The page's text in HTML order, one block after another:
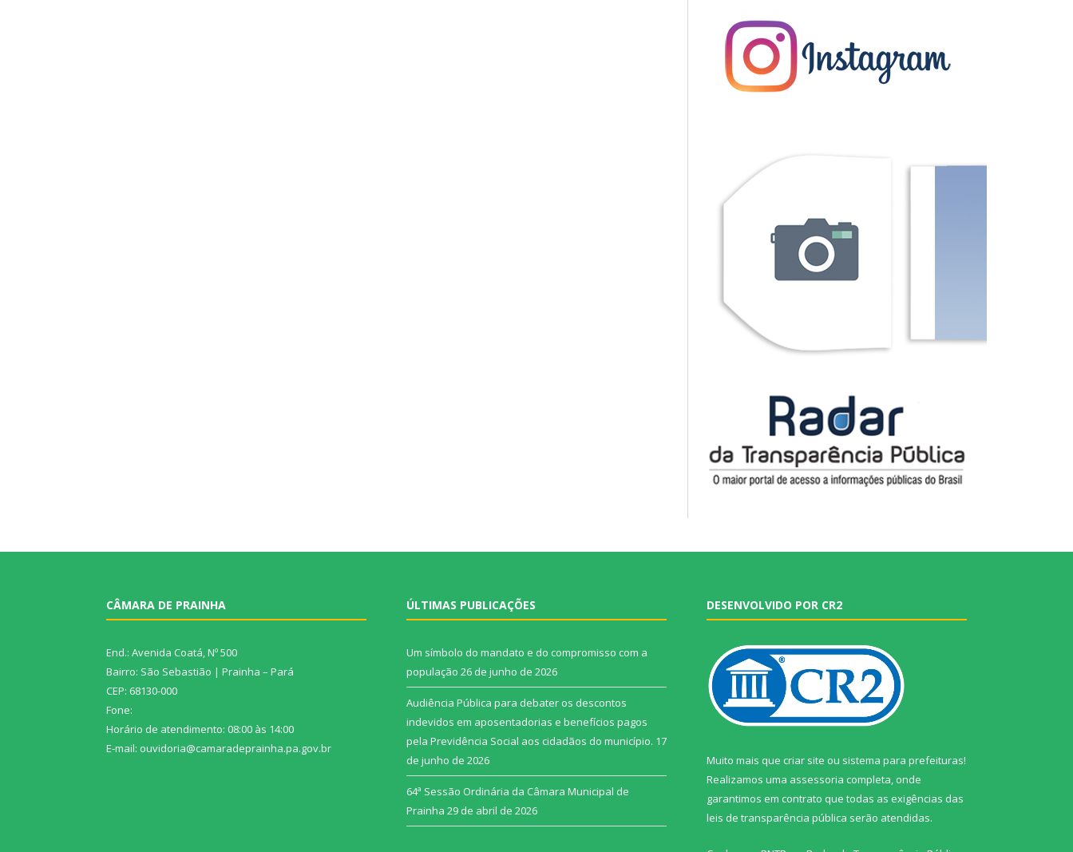
CÂMARA DE PRAINHA
End.: Avenida Coatá, Nº 500
Bairro: São Sebastião | Prainha – Pará
CEP: 68130-000
Fone:
Horário de atendimento: 08:00 às 14:00
E-mail: ouvidoria@camaradeprainha.pa.gov.br
ÚLTIMAS PUBLICAÇÕES
Um símbolo do mandato e do compromisso com a
população 26 de junho de 2026
Audiência Pública para debater os descontos
indevidos em aposentadorias e benefícios pagos
pela Previdência Social aos cidadãos do município. 17
de junho de 2026
64ª Sessão Ordinária da Câmara Municipal de
Prainha 29 de abril de 2026
DESENVOLVIDO POR CR2
Muito mais que criar site ou sistema para prefeituras!
Realizamos uma assessoria completa, onde
garantimos em contrato que todas as exigências das
leis de transparência pública serão atendidas.